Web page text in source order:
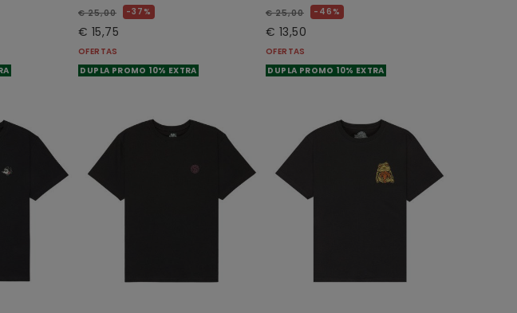
€ 25,00 37%
€ 15,75
OFERTAS
DUPLA PROMO 10% EXTRA
€ 25,00 46%
€ 13,50
OFERTAS
DUPLA PROMO 10% EXTRA